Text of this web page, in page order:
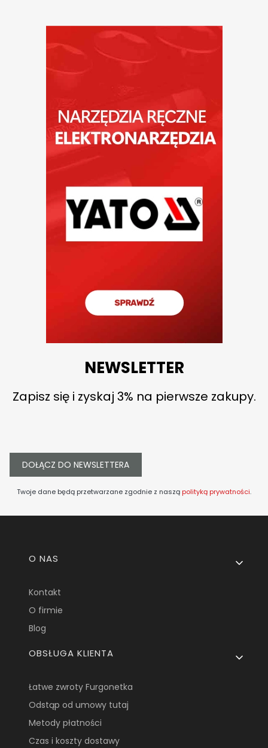
NEWSLETTER
Zapisz się i zyskaj 3% na pierwsze zakupy.
DOŁĄCZ DO NEWSLETTERA
Twoje dane będą przetwarzane zgodnie z naszą polityką prywatności.
Linki w stopce
O NAS
Kontakt
O firmie
Blog
OBSŁUGA KLIENTA
Łatwe zwroty Furgonetka
Odstąp od umowy tutaj
Metody płatności
Czas i koszty dostawy